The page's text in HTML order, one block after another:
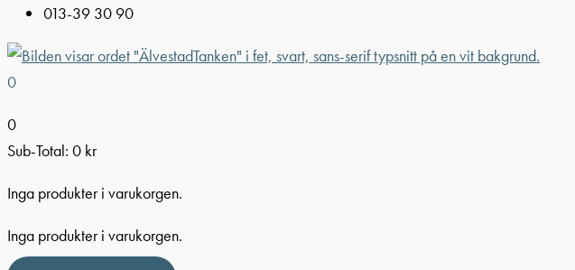
013-39 30 90
0
0
Sub-Total: 0 kr
Inga produkter i varukorgen.
Inga produkter i varukorgen.